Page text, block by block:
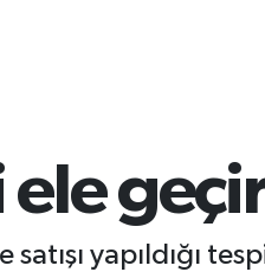
ele
yapıldığı